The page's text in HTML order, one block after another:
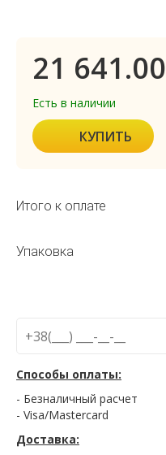
21 641.00
Есть в наличии
КУПИТЬ
Итого к оплате
Упаковка
Способы оплаты:
- Безналичный расчет
- Visa/Mastercard
Доставка: